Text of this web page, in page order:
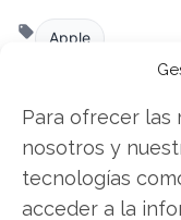
Para ofrecer las
nosotros y
tecnologías
acceder a la
Apple
Compartir